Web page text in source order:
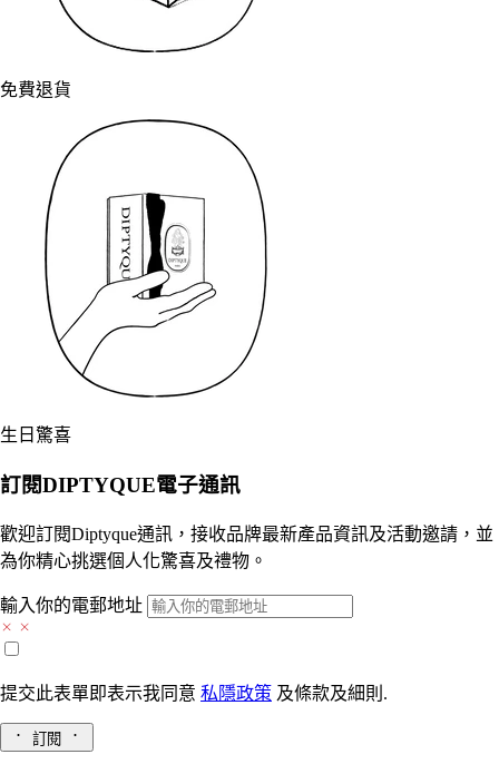
免費退貨
生日驚喜
訂閱DIPTYQUE電子通訊
歡迎訂閱Diptyque通訊，接收品牌最新產品資訊及活動邀請，並
為你精心挑選個人化驚喜及禮物。
輸入你的電郵地址
提交此表單即表示我同意 私隱政策 及條款及細則.
訂閱